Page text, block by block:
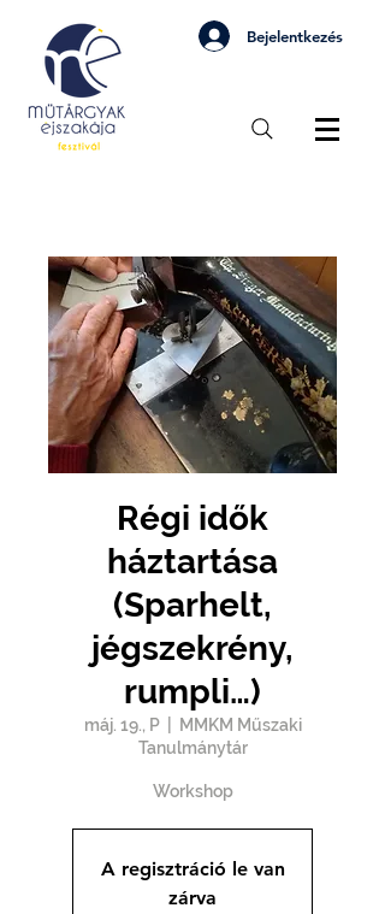
Bejelentkezés
Régi idők
háztartása
(Sparhelt,
jégszekrény,
rumpli…)
máj. 19., P
  |
MMKM Műszaki
Tanulmánytár
Workshop
A regisztráció le van
zárva